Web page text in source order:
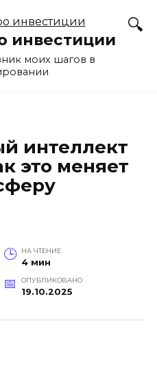
инвестиции
моих шагов в
интеллект
это меняет
НА ЧТЕНИЕ
4 мин
ОПУБЛИКОВАНО
19.10.2025